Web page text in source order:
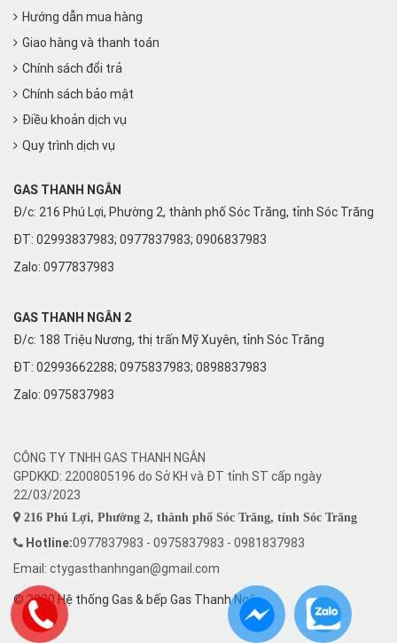
Hướng dẫn mua hàng
Giao hàng và thanh toán
Chính sách đổi trả
Chính sách bảo mật
Điều khoản dịch vụ
Quy trình dịch vụ
GAS THANH NGÂN
Đ/c: 216 Phú Lợi, Phường 2, thành phố Sóc Trăng, tỉnh Sóc Trăng
ĐT: 02993837983; 0977837983; 0906837983
Zalo: 0977837983
GAS THANH NGÂN 2
Đ/c: 188 Triệu Nương, thị trấn Mỹ Xuyên, tỉnh Sóc Trăng
ĐT: 02993662288; 0975837983; 0898837983
Zalo: 0975837983
CÔNG TY TNHH GAS THANH NGÂN
GPDKKD: 2200805196 do Sở KH và ĐT tỉnh ST cấp ngày
22/03/2023
216 Phú Lợi, Phường 2, thành phố Sóc Trăng, tỉnh Sóc Trăng
Hotline:0977837983 - 0975837983 - 0981837983
Email: ctygasthanhngan@gmail.com
© 2020 Hệ thống Gas & bếp Gas Thanh Ngân